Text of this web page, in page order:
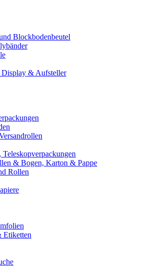
Blockbodenbeutel
Display & Aufsteller
& Bogen, Karton & Pappe
Rollen
Etiketten